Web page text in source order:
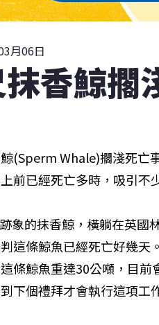
月06日
香鯨擱
(Sperm Whale)擱淺死亡
前已經死亡多時，吸引不
象的抹香鯨，橫躺在英國
這條鯨魚已經死亡好幾天
條鯨魚重達30公噸，目
下個禮拜才會執行這項工